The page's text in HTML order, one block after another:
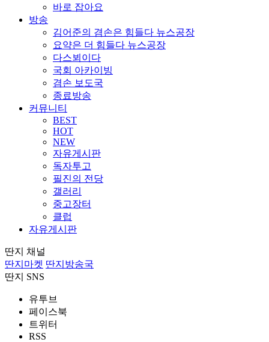
바로 잡아요
방송
김어준의 겸손은 힘들다 뉴스공장
요약은 더 힘들다 뉴스공장
다스뵈이다
국회 아카이빙
겸손 보도국
종료방송
커뮤니티
BEST
HOT
NEW
자유게시판
독자투고
필진의 전당
갤러리
중고장터
클럽
자유게시판
딴지 채널
딴지마켓 딴지방송국
딴지 SNS
유투브
페이스북
트위터
RSS